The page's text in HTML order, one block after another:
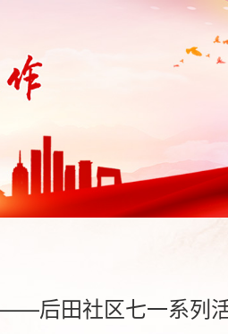
后田社区七一系列